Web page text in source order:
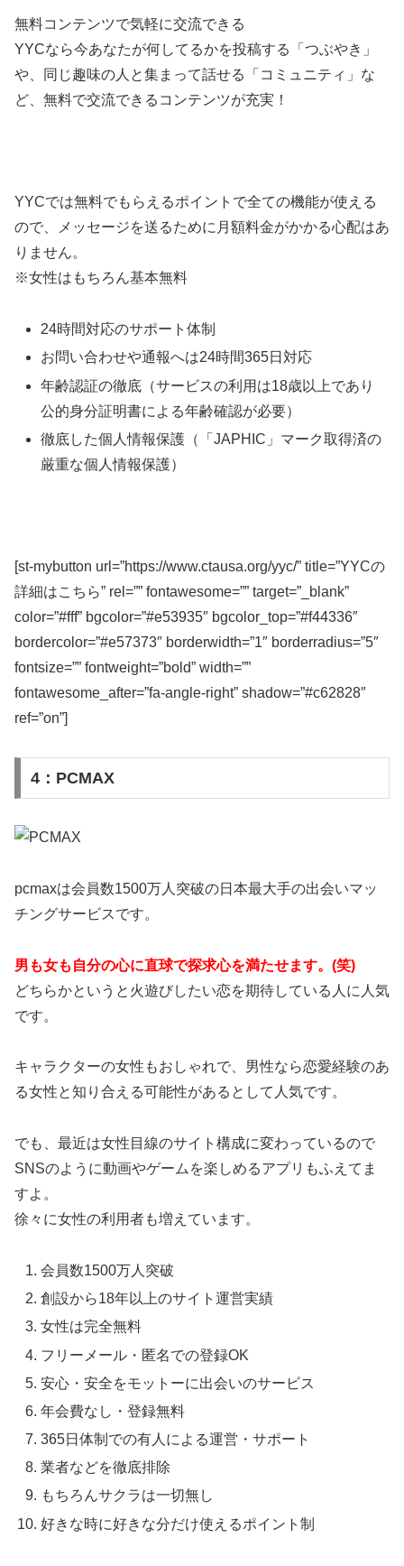
無料コンテンツで気軽に交流できる
YYCなら今あなたが何してるかを投稿する「つぶやき」
や、同じ趣味の人と集まって話せる「コミュニティ」な
ど、無料で交流できるコンテンツが充実！
YYCでは無料でもらえるポイントで全ての機能が使える
ので、メッセージを送るために月額料金がかかる心配はあ
りません。
※女性はもちろん基本無料
24時間対応のサポート体制
お問い合わせや通報へは24時間365日対応
年齢認証の徹底（サービスの利用は18歳以上であり
公的身分証明書による年齢確認が必要）
徹底した個人情報保護（「JAPHIC」マーク取得済の
厳重な個人情報保護）
[st-mybutton url=”https://www.ctausa.org/yyc/” title=”YYCの
詳細はこちら” rel=”” fontawesome=”” target=”_blank”
color=”#fff” bgcolor=”#e53935″ bgcolor_top=”#f44336″
bordercolor=”#e57373″ borderwidth=”1″ borderradius=”5″
fontsize=”” fontweight=”bold” width=””
fontawesome_after=”fa-angle-right” shadow=”#c62828″
ref=”on”]
4：PCMAX
pcmaxは会員数1500万人突破の日本最大手の出会いマッ
チングサービスです。
男も女も自分の心に直球で探求心を満たせます。(笑)
どちらかというと火遊びしたい恋を期待している人に人気
です。
キャラクターの女性もおしゃれで、男性なら恋愛経験のあ
る女性と知り合える可能性があるとして人気です。
でも、最近は女性目線のサイト構成に変わっているので
SNSのように動画やゲームを楽しめるアプリもふえてま
すよ。
徐々に女性の利用者も増えています。
会員数1500万人突破
創設から18年以上のサイト運営実績
女性は完全無料
フリーメール・匿名での登録OK
安心・安全をモットーに出会いのサービス
年会費なし・登録無料
365日体制での有人による運営・サポート
業者などを徹底排除
もちろんサクラは一切無し
好きな時に好きな分だけ使えるポイント制